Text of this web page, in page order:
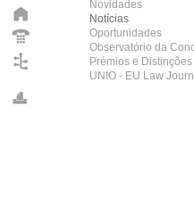
Novidades
Notícias
Oportunidades
Observatório da
Prémios e Distinções
UNIO - EU Law